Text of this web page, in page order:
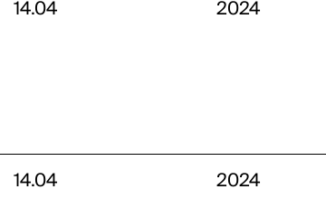
14.04 2024
14.04 2024